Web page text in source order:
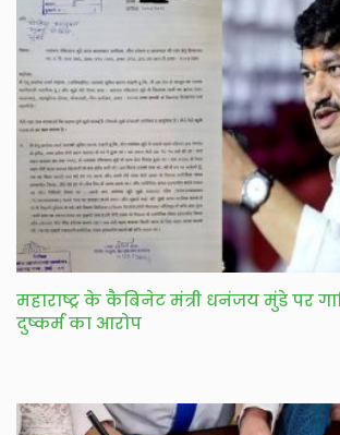
महाराष्ट्र के कैबिनेट मंत्री धनंजय मुंडे पर
दुष्कर्म का आरोप